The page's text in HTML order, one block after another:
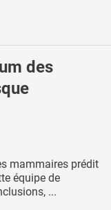
des
mammaires prédit
équipe de
...